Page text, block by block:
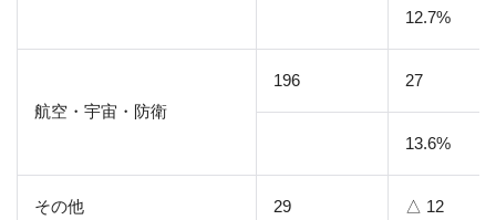
12.7%
航空・宇宙・防衛
196 27
13.6%
その他 29 △ 12